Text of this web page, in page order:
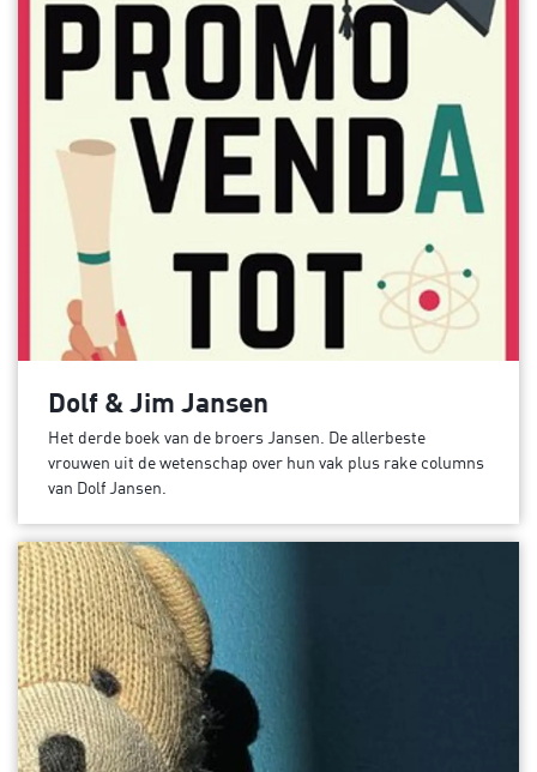
Dolf & Jim Jansen
Het derde boek van de broers Jansen. De allerbeste
vrouwen uit de wetenschap over hun vak plus rake columns
van Dolf Jansen.